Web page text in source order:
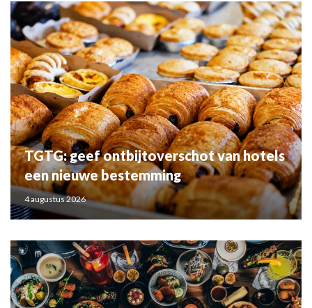
TGTG: geef ontbijtoverschot van hotels
een nieuwe bestemming
4 augustus 2026